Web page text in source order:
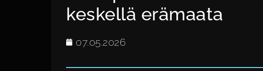
keskellä erämaata
07.05.2026